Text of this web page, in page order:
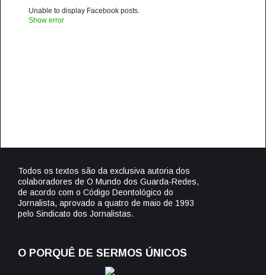
Unable to display Facebook posts.
Show error
Todos os textos são da exclusiva autoria dos
colaboradores de O Mundo dos Guarda-Redes,
de acordo com o Código Deontológico do
Jornalista, aprovado a quatro de maio de 1993
pelo Sindicato dos Jornalistas.
O PORQUÊ DE SERMOS ÚNICOS